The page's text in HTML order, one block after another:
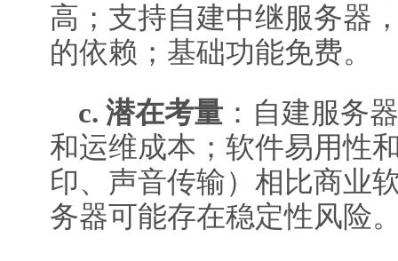
高；支持自建中继服务器
的依赖；基础功能免费。
c. 潜在考量 ：自建服务
和运维成本；软件易用性
印、声音传输）相比商业
务器可能存在稳定性风险